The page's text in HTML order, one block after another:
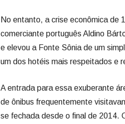
No entanto, a crise econômica de
comerciante português Aldino
e elevou a Fonte Sônia de um
um dos hotéis mais respeitados e
A entrada para essa exuberante
de ônibus frequentemente
se fechada desde o final de 2014.